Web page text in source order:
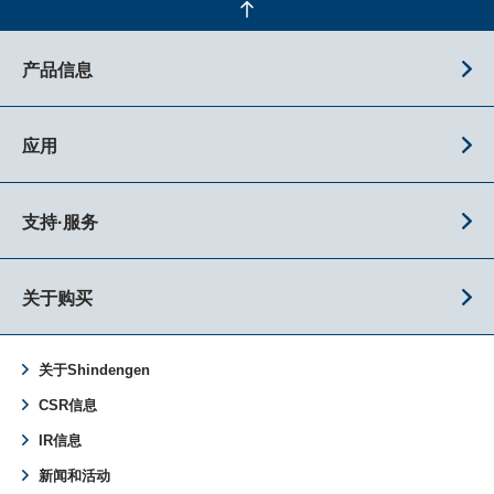
产品信息
应用
支持·服务
关于购买
关于Shindengen
CSR信息
IR信息
新闻和活动